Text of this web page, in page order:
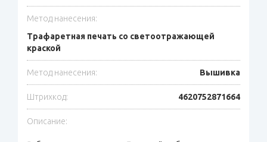
Метод нанесения:
Трафаретная печать со светоотражающей
краской
Метод нанесения: Вышивка
Штрихкод: 4620752871664
Описание: